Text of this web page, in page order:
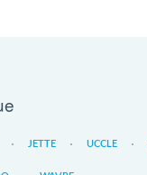
JETTE UCCLE